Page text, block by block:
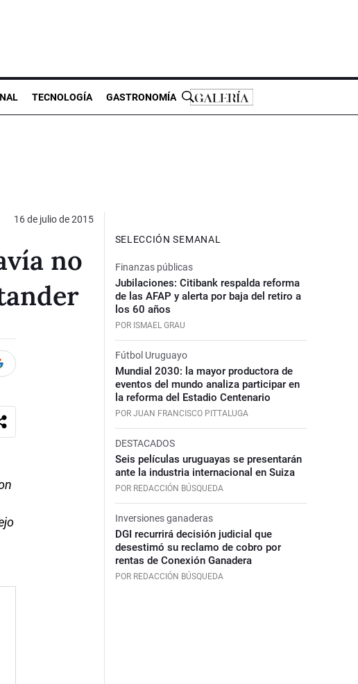
TECNOLOGÍA GASTRONOMÍA
16 de julio de 2015
no
SELECCIÓN SEMANAL
Finanzas públicas
Jubilaciones: Citibank respalda reforma
de las AFAP y alerta por baja del retiro a
los 60 años
POR ISMAEL GRAU
Fútbol Uruguayo
Mundial 2030: la mayor productora de
eventos del mundo analiza participar en
la reforma del Estadio Centenario
POR JUAN FRANCISCO PITTALUGA
DESTACADOS
Seis películas uruguayas se presentarán
ante la industria internacional en Suiza
POR REDACCIÓN BÚSQUEDA
Inversiones ganaderas
DGI recurrirá decisión judicial que
desestimó su reclamo de cobro por
rentas de Conexión Ganadera
POR REDACCIÓN BÚSQUEDA